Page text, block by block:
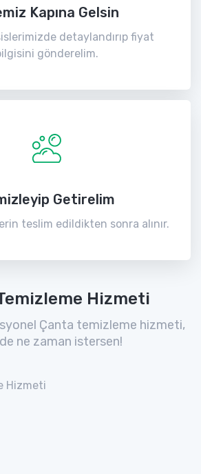
Kapına Gelsin
detaylandırıp fiyat
gönderelim.
Getirelim
teslim edildikten sonra alınır.
Hizmeti
Çanta temizleme hizmeti,
ne zaman istersen!